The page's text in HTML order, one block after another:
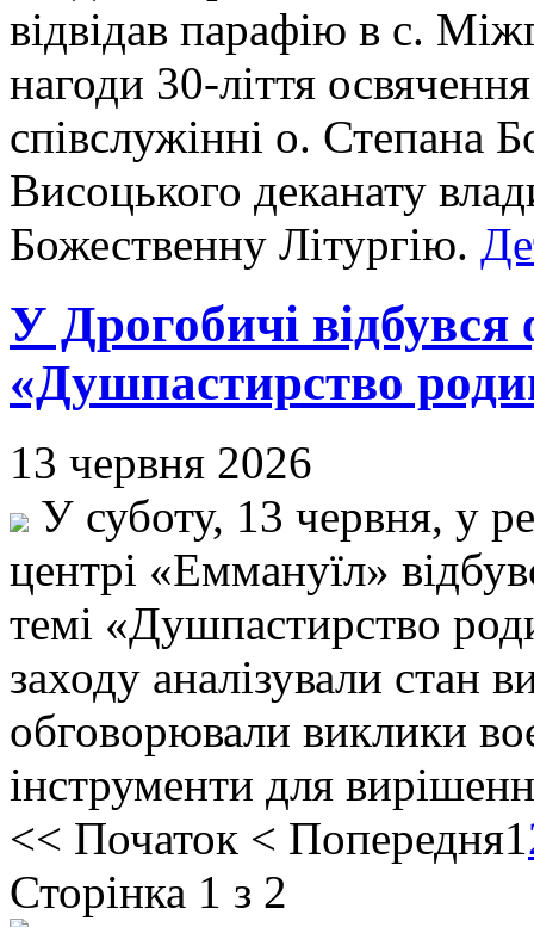
відвідав парафію в с.
нагоди 30-ліття
співслужінні о. Степана
Висоцького деканату
Божественну Літургію.
У Дрогобичі
«Душпастирство
13 червня 2026
У суботу, 13 червня, у
центрі «Еммануїл»
темі «Душпастирство
заходу аналізували стан
обговорювали виклики
інструменти для
<< Початок < Попередня1
Сторінка 1 з 2